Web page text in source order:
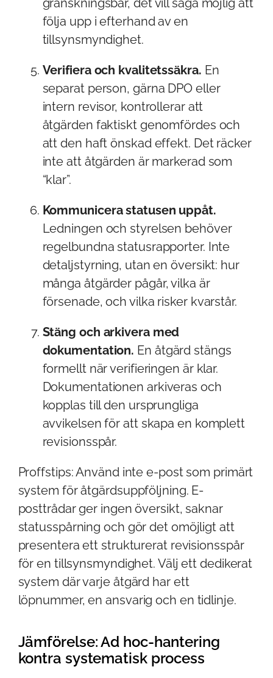
följa upp i efterhand av en
tillsynsmyndighet.
Verifiera och kvalitetssäkra. En
separat person, gärna DPO eller
intern revisor, kontrollerar att
åtgärden faktiskt genomfördes och
att den haft önskad effekt. Det räcker
inte att åtgärden är markerad som
“klar”.
Kommunicera statusen uppåt.
Ledningen och styrelsen behöver
regelbundna statusrapporter. Inte
detaljstyrning, utan en översikt: hur
många åtgärder pågår, vilka är
försenade, och vilka risker kvarstår.
Stäng och arkivera med
dokumentation. En åtgärd stängs
formellt när verifieringen är klar.
Dokumentationen arkiveras och
kopplas till den ursprungliga
avvikelsen för att skapa en komplett
revisionsspår.
Proffstips: Använd inte e-post som primärt
system för åtgärdsuppföljning. E-
posttrådar ger ingen översikt, saknar
statusspårning och gör det omöjligt att
presentera ett strukturerat revisionsspår
för en tillsynsmyndighet. Välj ett dedikerat
system där varje åtgärd har ett
löpnummer, en ansvarig och en tidlinje.
Jämförelse: Ad hoc-hantering
kontra systematisk process